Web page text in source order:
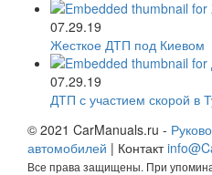
07.29.19
Жесткое ДТП под Киевом
07.29.19
ДТП с участием скорой в
© 2021 CarManuals.ru -
автомобилей | Контакт
Все права защищены. При